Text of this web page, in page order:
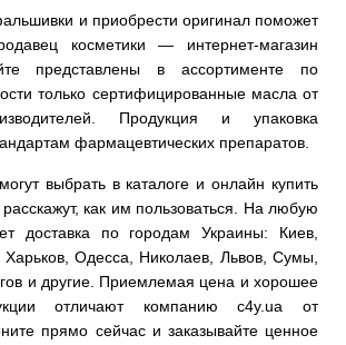
и приобрести оригинал поможет
косметики — интернет-магазин
представлены в ассортименте по
только сертифицированные масла от
Продукция и упаковка
фармацевтических препаратов.
выбрать в каталоге и онлайн купить
как им пользоваться. На любую
доставка по городам Украины: Киев,
Одесса, Николаев, Львов, Сумы,
и другие. Приемлемая цена и хорошее
отличают компанию c4y.ua от
прямо сейчас и заказывайте ценное